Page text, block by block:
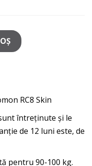
RC8 Skin
întreținute și le
de 12 luni este, de
pentru 90-100 kg.